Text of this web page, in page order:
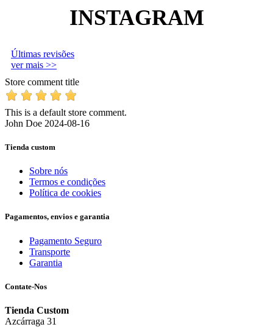
INSTAGRAM
Últimas revisões
ver mais >>
Store comment title
This is a default store comment.
John Doe 2024-08-16
Tienda custom
Sobre nós
Termos e condições
Política de cookies
Pagamentos, envios e garantia
Pagamento Seguro
Transporte
Garantia
Contate-Nos
Tienda Custom
Azcárraga 31